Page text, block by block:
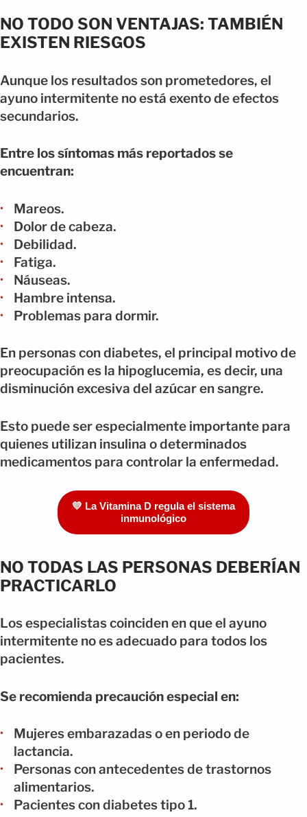
NO TODO SON VENTAJAS: TAMBIÉN
EXISTEN RIESGOS
Aunque los resultados son prometedores, el
ayuno intermitente no está exento de efectos
secundarios.
Entre los síntomas más reportados se
encuentran:
Mareos.
Dolor de cabeza.
Debilidad.
Fatiga.
Náuseas.
Hambre intensa.
Problemas para dormir.
En personas con diabetes, el principal motivo de
preocupación es la hipoglucemia, es decir, una
disminución excesiva del azúcar en sangre.
Esto puede ser especialmente importante para
quienes utilizan insulina o determinados
medicamentos para controlar la enfermedad.
💛 La Vitamina D regula el sistema
inmunológico
NO TODAS LAS PERSONAS DEBERÍAN
PRACTICARLO
Los especialistas coinciden en que el ayuno
intermitente no es adecuado para todos los
pacientes.
Se recomienda precaución especial en:
Mujeres embarazadas o en periodo de
lactancia.
Personas con antecedentes de trastornos
alimentarios.
Pacientes con diabetes tipo 1.